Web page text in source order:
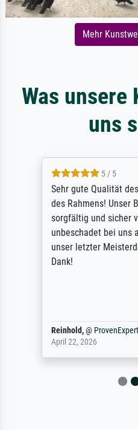
Mehr
Was unsere
uns
5 / 5
Sehr gute Qualität
des Rahmens! Unser
sorgfältig und sicher
unbeschadet bei uns
unser letzter
Dank!
Reinhold,@ ProvenExpert
April 22, 2026